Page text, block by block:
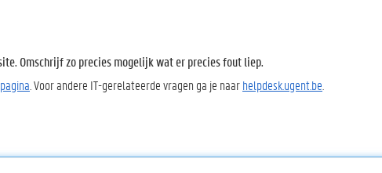
Omschrijf zo precies mogelijk wat er precies fout liep.
. Voor andere IT-gerelateerde vragen ga je naarhelpdesk.ugent.be